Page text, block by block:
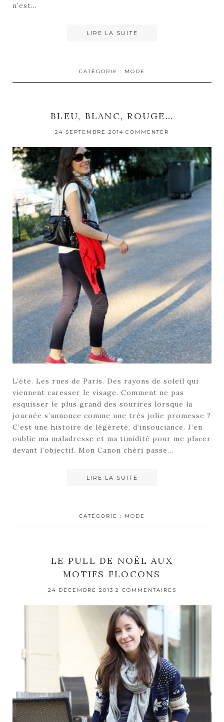
n’est…
LIRE LA SUITE
CATÉGORIE : MODE
BLEU, BLANC, ROUGE…
24 SEPTEMBRE 2014 COMMENTER
L’été. Les rues de Paris. Des rayons de soleil qui
viennent caresser le visage. Comment ne pas
esquisser le plus grand des sourires lorsque la
journée s’annonce comme une très jolie promesse ?
C’est une histoire de légèreté, d’insouciance. J’en
oublie ma maladresse et ma timidité pour me placer
devant l’objectif. Mon Canon chéri passe…
LIRE LA SUITE
CATÉGORIE : MODE
LE PULL DE NOËL AUX
MOTIFS FLOCONS
24 DÉCEMBRE 2013 2 COMMENTAIRES